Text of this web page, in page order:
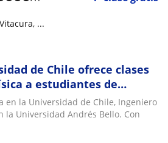
...
de Chile ofrece clases
a estudiantes de
en la Universidad de Chile, Ingeniero
la Universidad Andrés Bello. Con